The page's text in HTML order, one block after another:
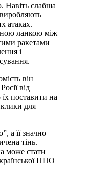
Навіть слабша
атаках.
ланкою між
ракетами
і
він
від
поставити на
для
а її значно
тінь.
може стати
ППО